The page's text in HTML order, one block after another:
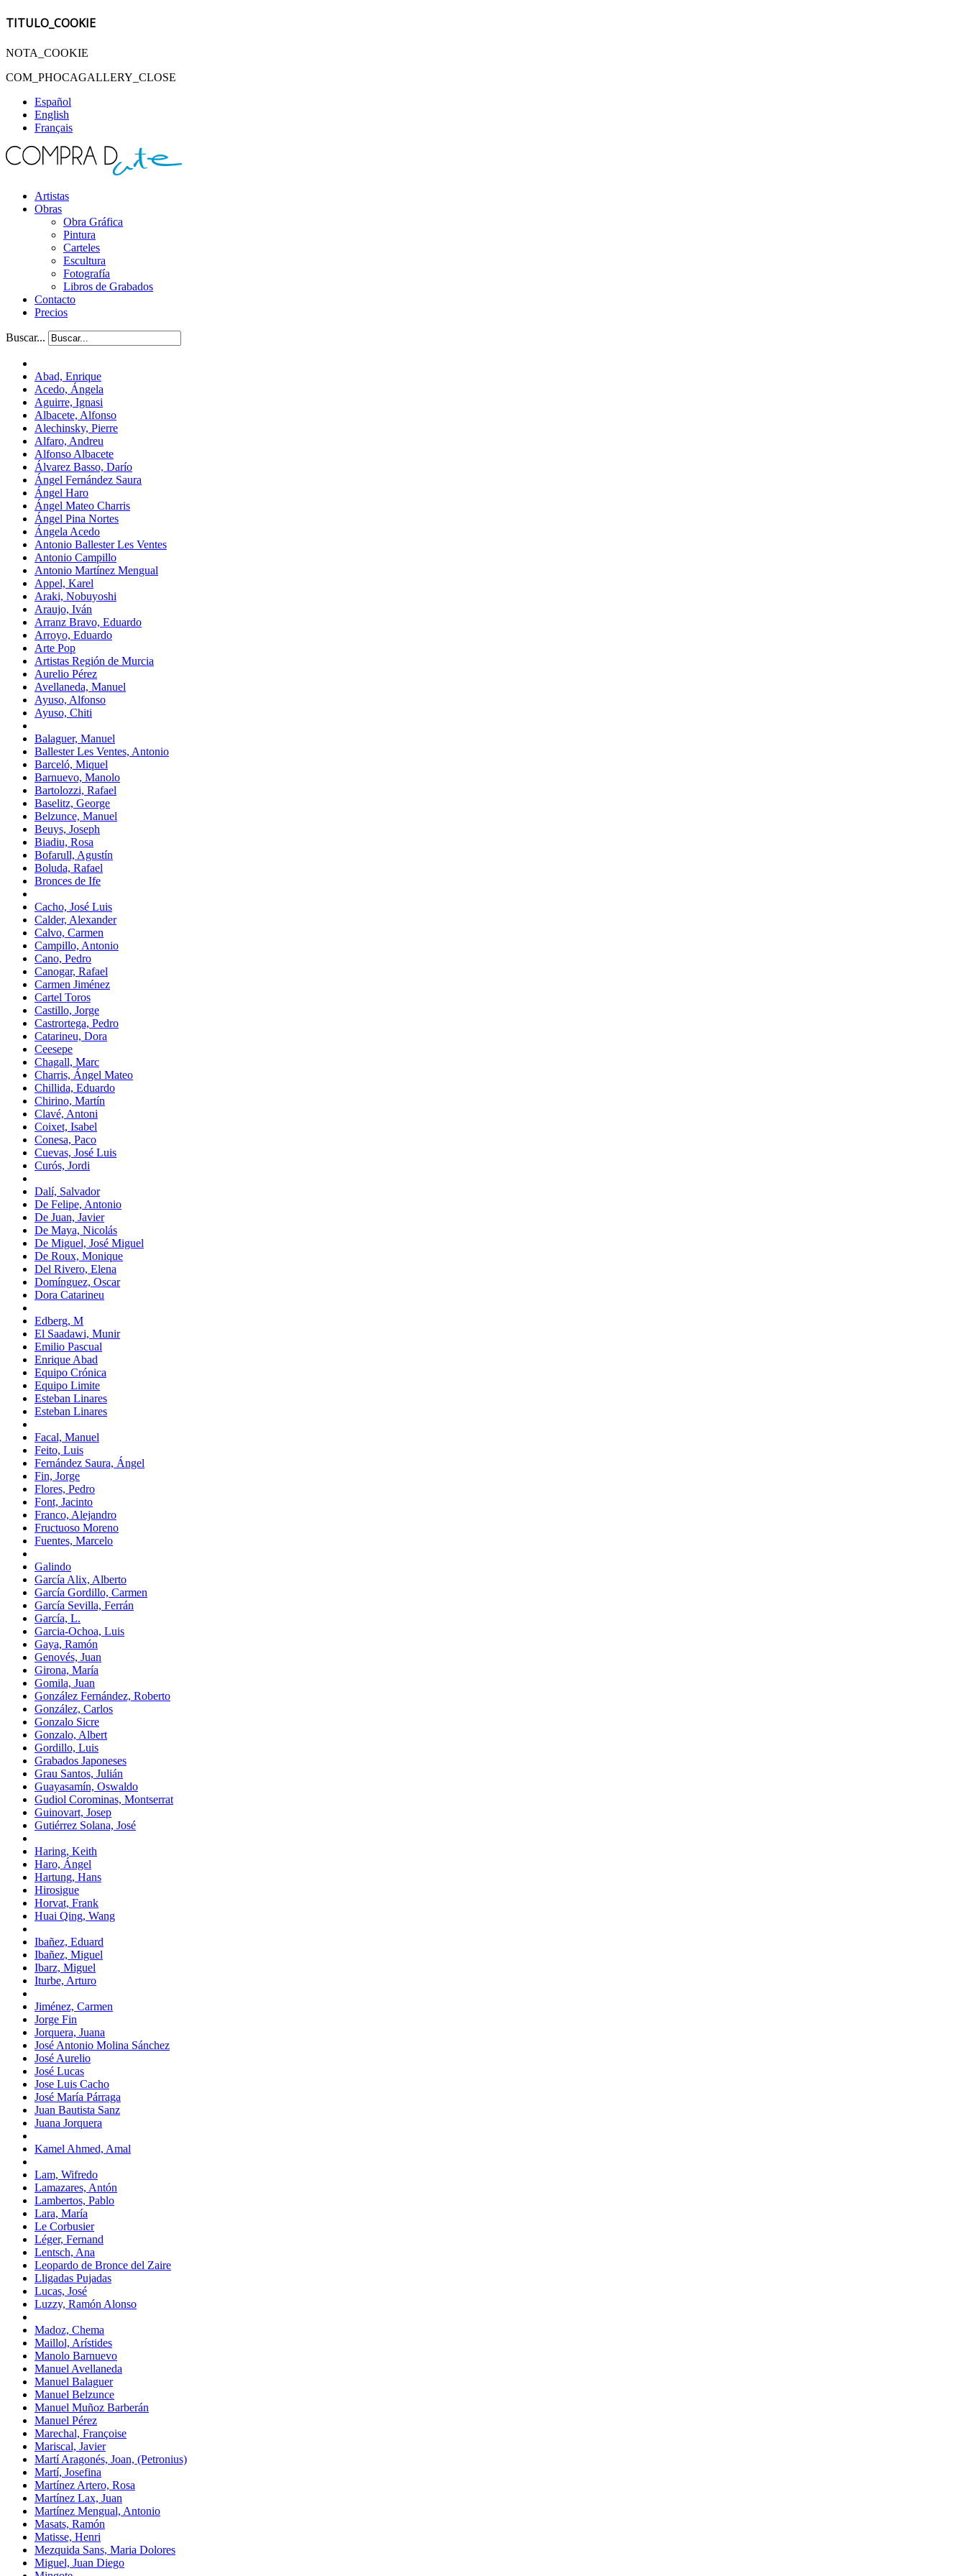
TITULO_COOKIE
NOTA_COOKIE
COM_PHOCAGALLERY_CLOSE
Español
English
Français
Artistas
Obras
Obra Gráfica
Pintura
Carteles
Escultura
Fotografía
Libros de Grabados
Contacto
Precios
Buscar...
Abad, Enrique
Acedo, Ángela
Aguirre, Ignasi
Albacete, Alfonso
Alechinsky, Pierre
Alfaro, Andreu
Alfonso Albacete
Álvarez Basso, Darío
Ángel Fernández Saura
Ángel Haro
Ángel Mateo Charris
Ángel Pina Nortes
Ángela Acedo
Antonio Ballester Les Ventes
Antonio Campillo
Antonio Martínez Mengual
Appel, Karel
Araki, Nobuyoshi
Araujo, Iván
Arranz Bravo, Eduardo
Arroyo, Eduardo
Arte Pop
Artistas Región de Murcia
Aurelio Pérez
Avellaneda, Manuel
Ayuso, Alfonso
Ayuso, Chiti
Balaguer, Manuel
Ballester Les Ventes, Antonio
Barceló, Miquel
Barnuevo, Manolo
Bartolozzi, Rafael
Baselitz, George
Belzunce, Manuel
Beuys, Joseph
Biadiu, Rosa
Bofarull, Agustín
Boluda, Rafael
Bronces de Ife
Cacho, José Luis
Calder, Alexander
Calvo, Carmen
Campillo, Antonio
Cano, Pedro
Canogar, Rafael
Carmen Jiménez
Cartel Toros
Castillo, Jorge
Castrortega, Pedro
Catarineu, Dora
Ceesepe
Chagall, Marc
Charris, Ángel Mateo
Chillida, Eduardo
Chirino, Martín
Clavé, Antoni
Coixet, Isabel
Conesa, Paco
Cuevas, José Luis
Curós, Jordi
Dalí, Salvador
De Felipe, Antonio
De Juan, Javier
De Maya, Nicolás
De Miguel, José Miguel
De Roux, Monique
Del Rivero, Elena
Domínguez, Oscar
Dora Catarineu
Edberg, M
El Saadawi, Munir
Emilio Pascual
Enrique Abad
Equipo Crónica
Equipo Limite
Esteban Linares
Esteban Linares
Facal, Manuel
Feito, Luis
Fernández Saura, Ángel
Fin, Jorge
Flores, Pedro
Font, Jacinto
Franco, Alejandro
Fructuoso Moreno
Fuentes, Marcelo
Galindo
García Alix, Alberto
García Gordillo, Carmen
García Sevilla, Ferrán
García, L.
Garcia-Ochoa, Luis
Gaya, Ramón
Genovés, Juan
Girona, María
Gomila, Juan
González Fernández, Roberto
González, Carlos
Gonzalo Sicre
Gonzalo, Albert
Gordillo, Luis
Grabados Japoneses
Grau Santos, Julián
Guayasamín, Oswaldo
Gudiol Corominas, Montserrat
Guinovart, Josep
Gutiérrez Solana, José
Haring, Keith
Haro, Ángel
Hartung, Hans
Hirosigue
Horvat, Frank
Huai Qing, Wang
Ibañez, Eduard
Ibañez, Miguel
Ibarz, Miguel
Iturbe, Arturo
Jiménez, Carmen
Jorge Fin
Jorquera, Juana
José Antonio Molina Sánchez
José Aurelio
José Lucas
Jose Luis Cacho
José María Párraga
Juan Bautista Sanz
Juana Jorquera
Kamel Ahmed, Amal
Lam, Wifredo
Lamazares, Antón
Lambertos, Pablo
Lara, María
Le Corbusier
Léger, Fernand
Lentsch, Ana
Leopardo de Bronce del Zaire
Lligadas Pujadas
Lucas, José
Luzzy, Ramón Alonso
Madoz, Chema
Maillol, Arístides
Manolo Barnuevo
Manuel Avellaneda
Manuel Balaguer
Manuel Belzunce
Manuel Muñoz Barberán
Manuel Pérez
Marechal, Françoise
Mariscal, Javier
Martí Aragonés, Joan, (Petronius)
Martí, Josefina
Martínez Artero, Rosa
Martínez Lax, Juan
Martínez Mengual, Antonio
Masats, Ramón
Matisse, Henri
Mezquida Sans, Maria Dolores
Miguel, Juan Diego